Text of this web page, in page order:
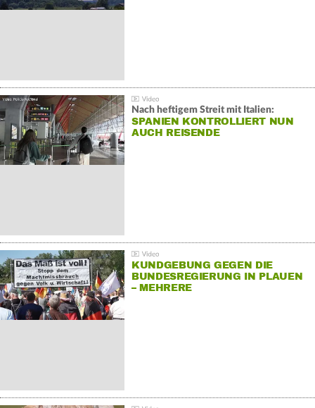
Nach heftigem Streit mit Italien:
SPANIEN KONTROLLIERT NUN
AUCH REISENDE
KUNDGEBUNG GEGEN DIE
BUNDESREGIERUNG IN PLAUEN
– MEHRERE